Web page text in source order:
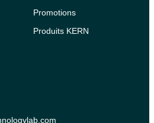
Promotions
Produits KERN